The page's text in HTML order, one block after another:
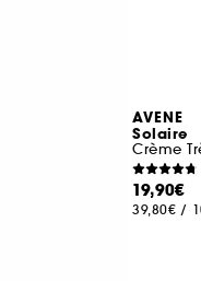
AVENE
Solaire
19,90€
39,80€ /